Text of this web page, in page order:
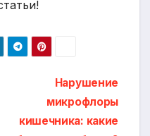
Нарушение
микрофлоры
кишечника: какие